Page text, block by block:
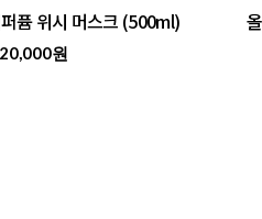
퓸 위시 머스크 (500ml)
20,000원